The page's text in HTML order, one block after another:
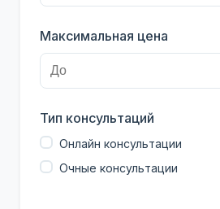
Максимальная цена
Тип консультаций
Онлайн консультации
Очные консультации